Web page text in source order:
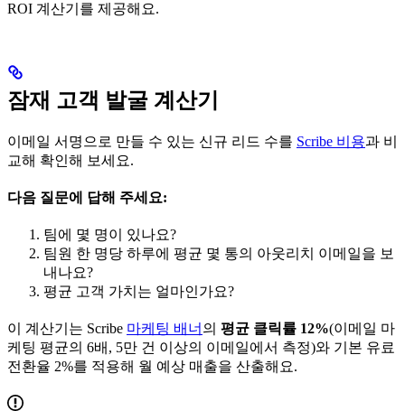
ROI 계산기를 제공해요.
잠재 고객 발굴 계산기
이메일 서명으로 만들 수 있는 신규 리드 수를 Scribe 비용과 비
교해 확인해 보세요.
다음 질문에 답해 주세요:
팀에 몇 명이 있나요?
팀원 한 명당 하루에 평균 몇 통의 아웃리치 이메일을 보
내나요?
평균 고객 가치는 얼마인가요?
이 계산기는 Scribe 마케팅 배너 의 평균 클릭률 12%(이메일 마
케팅 평균의 6배, 5만 건 이상의 이메일에서 측정)와 기본 유료
전환율 2%를 적용해 월 예상 매출을 산출해요.